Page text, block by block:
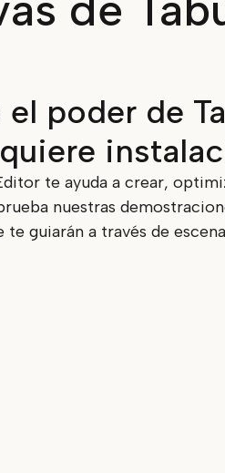
poder de
te ayuda a crear,
nuestras
te guiarán a través de